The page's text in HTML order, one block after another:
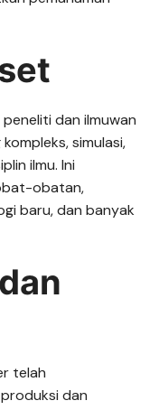
dan ilmuwan
simulasi,
ilmu. Ini
obatan,
baru, dan banyak
telah
dan